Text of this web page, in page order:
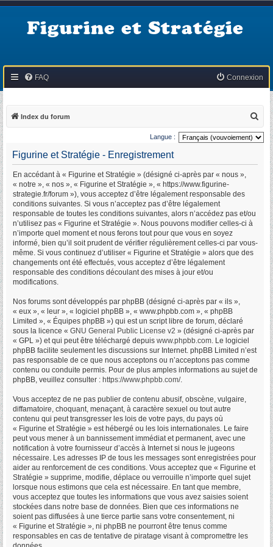
Figurine et Stratégie
FAQ Connexion
Index du forum
e
c
Langue :
Figurine et Stratégie - Enregistrement
En accédant à « Figurine et Stratégie » (désigné ci-après par « nous »,
« notre », « nos », « Figurine et Stratégie », « https://www.figurine-
strategie.fr/forum »), vous acceptez d’être légalement responsable des
conditions suivantes. Si vous n’acceptez pas d’être légalement
responsable de toutes les conditions suivantes, alors n’accédez pas et/ou
n’utilisez pas « Figurine et Stratégie ». Nous pouvons modifier celles-ci à
n’importe quel moment et nous ferons tout pour que vous en soyez
informé, bien qu’il soit prudent de vérifier régulièrement celles-ci par vous-
même. Si vous continuez d’utiliser « Figurine et Stratégie » alors que des
changements ont été effectués, vous acceptez d’être légalement
responsable des conditions découlant des mises à jour et/ou
modifications.
Nos forums sont développés par phpBB (désigné ci-après par « ils »,
« eux », « leur », « logiciel phpBB », « www.phpbb.com », « phpBB
Limited », « Équipes phpBB ») qui est un script libre de forum, déclaré
sous la licence « GNU General Public License v2 » (désigné ci-après par
« GPL ») et qui peut être téléchargé depuis www.phpbb.com. Le logiciel
phpBB facilite seulement les discussions sur Internet. phpBB Limited n’est
pas responsable de ce que nous acceptons ou n’acceptons pas comme
contenu ou conduite permis. Pour de plus amples informations au sujet de
phpBB, veuillez consulter : https://www.phpbb.com/.
Vous acceptez de ne pas publier de contenu abusif, obscène, vulgaire,
diffamatoire, choquant, menaçant, à caractère sexuel ou tout autre
contenu qui peut transgresser les lois de votre pays, du pays où
« Figurine et Stratégie » est hébergé ou les lois internationales. Le faire
peut vous mener à un bannissement immédiat et permanent, avec une
notification à votre fournisseur d’accès à Internet si nous le jugeons
nécessaire. Les adresses IP de tous les messages sont enregistrées pour
aider au renforcement de ces conditions. Vous acceptez que « Figurine et
Stratégie » supprime, modifie, déplace ou verrouille n’importe quel sujet
lorsque nous estimons que cela est nécessaire. En tant que membre,
vous acceptez que toutes les informations que vous avez saisies soient
stockées dans notre base de données. Bien que ces informations ne
soient pas diffusées à une tierce partie sans votre consentement, ni
« Figurine et Stratégie », ni phpBB ne pourront être tenus comme
responsables en cas de tentative de piratage visant à compromettre les